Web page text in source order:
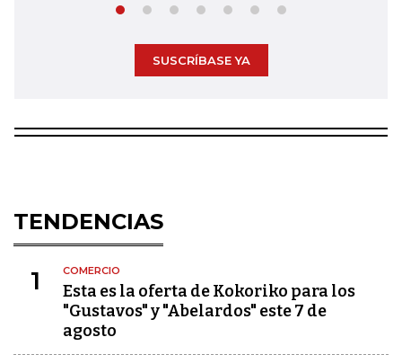
SUSCRÍBASE YA
TENDENCIAS
1 COMERCIO
Esta es la oferta de Kokoriko para los
"Gustavos" y "Abelardos" este 7 de
agosto